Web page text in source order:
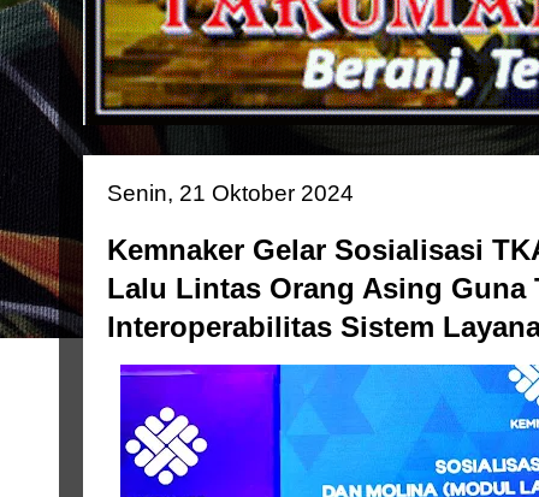
Senin, 21 Oktober 2024
Kemnaker Gelar Sosialisasi
Lalu Lintas Orang Asing Guna
Interoperabilitas Sistem